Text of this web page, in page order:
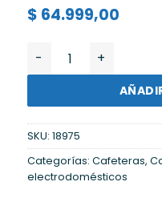
$ 64.999,00
Cafetera Philips
SKU: 18975
Categorías: Cafeteras,
electrodomésticos